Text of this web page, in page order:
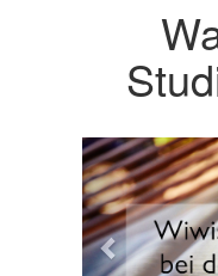
Previous